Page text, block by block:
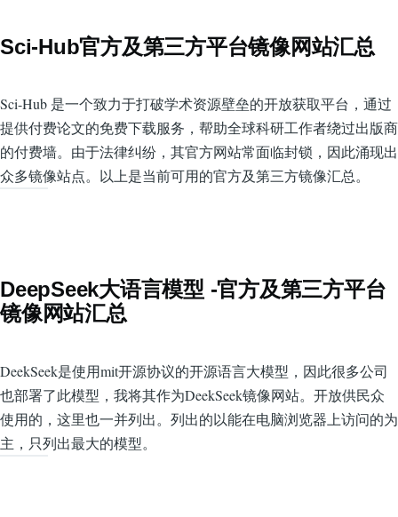
Sci-Hub官方及第三方平台镜像网站汇总
Sci-Hub 是一个致力于打破学术资源壁垒的开放获取平台，通过
提供付费论文的免费下载服务，帮助全球科研工作者绕过出版商
的付费墙。由于法律纠纷，其官方网站常面临封锁，因此涌现出
众多镜像站点。以上是当前可用的官方及第三方镜像汇总。
DeepSeek大语言模型 -官方及第三方平台
镜像网站汇总
DeekSeek是使用mit开源协议的开源语言大模型，因此很多公司
也部署了此模型，我将其作为DeekSeek镜像网站。开放供民众
使用的，这里也一并列出。列出的以能在电脑浏览器上访问的为
主，只列出最大的模型。